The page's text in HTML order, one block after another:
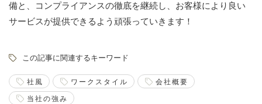
備と、コンプライアンスの徹底を継続し、お客様により良い
サービスが提供できるよう頑張っていきます！
この記事に関連するキーワード
社風 ワークスタイル 会社概要
当社の強み